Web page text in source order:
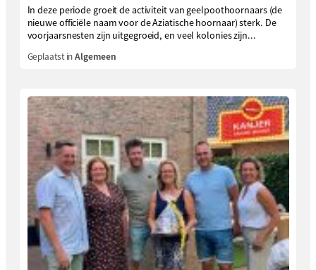
In deze periode groeit de activiteit van geelpoothoornaars (de
nieuwe officiële naam voor de Aziatische hoornaar) sterk. De
voorjaarsnesten zijn uitgegroeid, en veel kolonies zijn...
Geplaatst inAlgemeen